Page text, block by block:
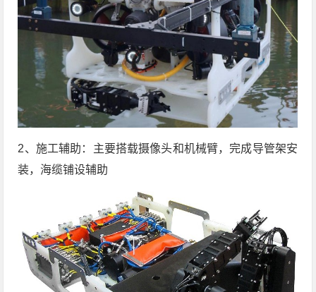
2、施工辅助：主要搭载摄像头和机械臂，完成导管架安
装，海缆铺设辅助